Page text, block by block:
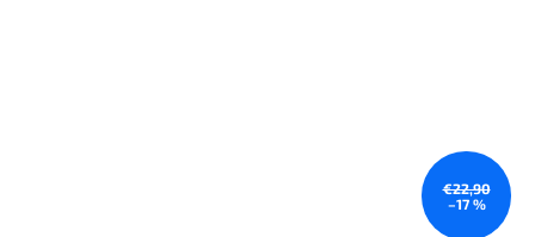
€22,90
–17 %